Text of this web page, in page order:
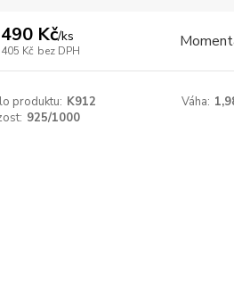
490 Kč/ks
405 Kč bez DPH
produktu: K912 Váha:
925/1000